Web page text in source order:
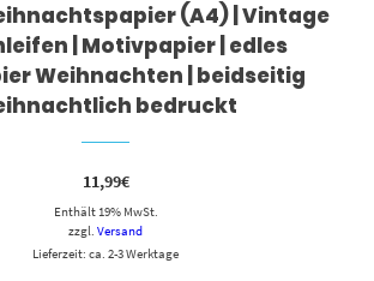
(A4) | Vintage
| Motivpapier | edles
Weihnachten | beidseitig
bedruckt
11,99€
Enthält 19% MwSt.
zzgl. Versand
Lieferzeit: ca. 2-3 Werktage